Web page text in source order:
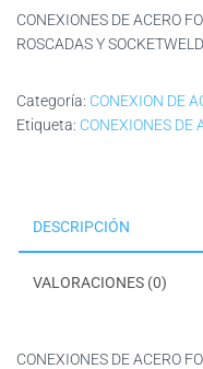
CONEXIONES DE ACERO
ROSCADAS Y SOCKETWELD
Categoría: CONEXION DE
Etiqueta: CONEXIONES DE
DESCRIPCIÓN
VALORACIONES (0)
CONEXIONES DE ACERO